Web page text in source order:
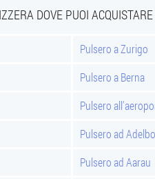
DOVE PUOI
Pulsero a Zurigo
Pulsero a Berna
Pulsero
Pulsero ad
Pulsero ad Aarau